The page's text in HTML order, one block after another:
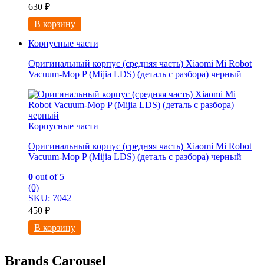
630 ₽
В корзину
Корпусные части
Оригинальный корпус (средняя часть) Xiaomi Mi Robot
Vacuum-Mop P (Mijia LDS) (деталь с разбора) черный
Корпусные части
Оригинальный корпус (средняя часть) Xiaomi Mi Robot
Vacuum-Mop P (Mijia LDS) (деталь с разбора) черный
0 out of 5
(0)
SKU: 7042
450 ₽
В корзину
Brands Carousel